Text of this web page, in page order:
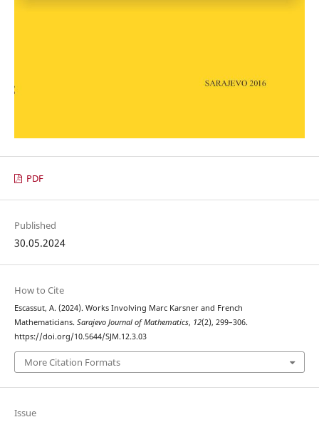
PDF
Published
30.05.2024
How to Cite
Escassut, A. (2024). Works Involving Marc Karsner and French
Mathematicians. Sarajevo Journal of Mathematics, 12(2), 299–306.
https://doi.org/10.5644/SJM.12.3.03
More Citation Formats
Issue